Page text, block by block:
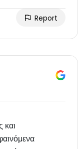
Report
και